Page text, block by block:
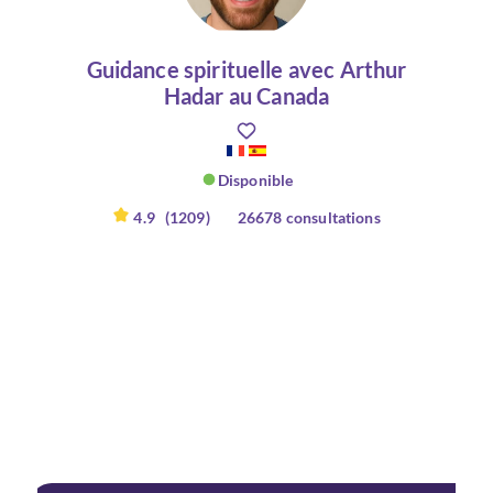
Guidance spirituelle avec Arthur
Hadar au Canada
Disponible
4.9 (1209) 26678 consultations